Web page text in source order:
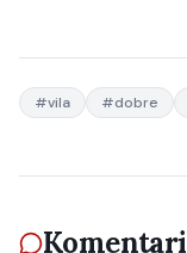
#vila #dobre
Komentari